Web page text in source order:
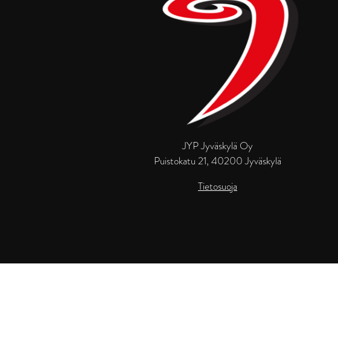
JYP Jyväskylä Oy
Puistokatu 21, 40200 Jyväskylä
Tietosuoja